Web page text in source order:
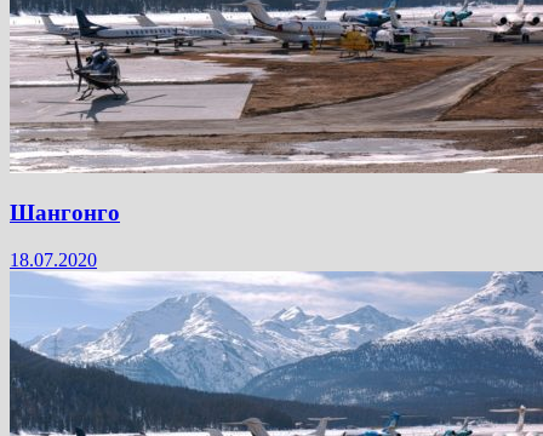
Шангонго
18.07.2020